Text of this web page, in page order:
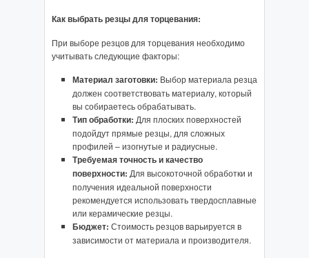
Как выбрать резцы для торцевания:
При выборе резцов для торцевания необходимо
учитывать следующие факторы:
Материал заготовки: Выбор материала резца
должен соответствовать материалу, который
вы собираетесь обрабатывать.
Тип обработки: Для плоских поверхностей
подойдут прямые резцы, для сложных
профилей – изогнутые и радиусные.
Требуемая точность и качество
поверхности: Для высокоточной обработки и
получения идеальной поверхности
рекомендуется использовать твердосплавные
или керамические резцы.
Бюджет: Стоимость резцов варьируется в
зависимости от материала и производителя.